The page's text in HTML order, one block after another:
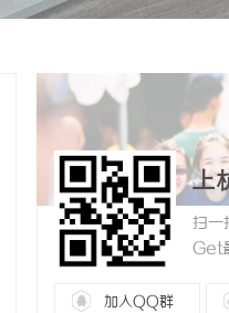
上
扫一
Get
加入QQ群